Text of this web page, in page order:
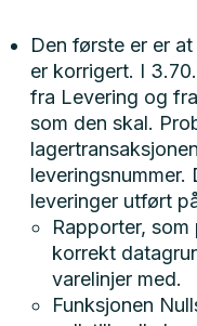
Den første er er
er korrigert. I
fra Levering og
som den skal.
leveringer utført
Rapporter,
korrekt
varelinjer med.
Funksjonen